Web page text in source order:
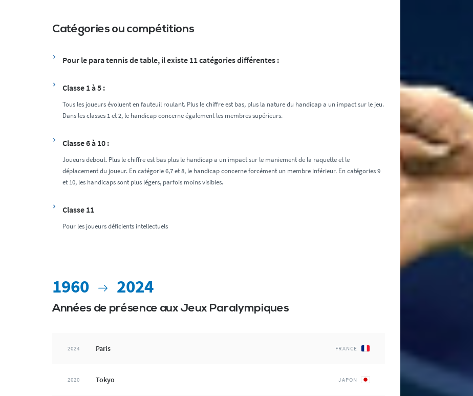
Catégories ou compétitions
Pour le para tennis de table, il existe 11 catégories différentes :
Classe 1 à 5 :
Tous les joueurs évoluent en fauteuil roulant. Plus le chiffre est bas, plus la nature du handicap a un impact sur le jeu.
Dans les classes 1 et 2, le handicap concerne également les membres supérieurs.
Classe 6 à 10 :
Joueurs debout. Plus le chiffre est bas plus le handicap a un impact sur le maniement de la raquette et le
déplacement du joueur. En catégorie 6,7 et 8, le handicap concerne forcément un membre inférieur. En catégories 9
et 10, les handicaps sont plus légers, parfois moins visibles.
Classe 11
Pour les joueurs déficients intellectuels
1960 2024
Années de présence aux Jeux Paralympiques
2024 Paris FRANCE
2020 Tokyo JAPON